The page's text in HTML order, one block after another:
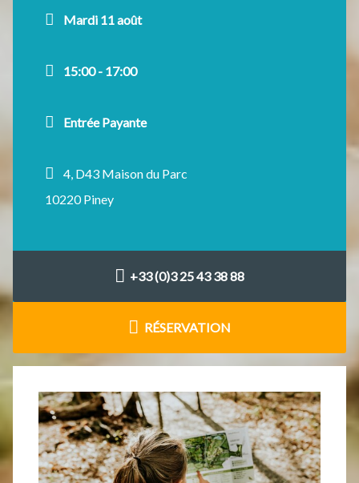
Mardi 11 août
15:00 - 17:00
Entrée Payante
4, D43 Maison du Parc
10220 Piney
+33 (0)3 25 43 38 88
RÉSERVATION